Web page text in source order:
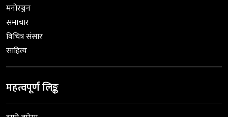
मनोरञ्जन
समाचार
विचित्र संसार
साहित्य
महत्वपूर्ण लिङ्क